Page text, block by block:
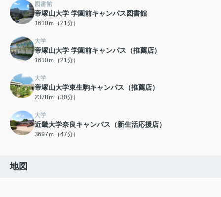
図書館
帝塚山大学 学園前キャンパス図書館
1610ｍ（21分）
大学
帝塚山大学 学園前キャンパス（推薦店）
1610ｍ（21分）
大学
帝塚山大学東生駒キャンパス（推薦店）
2378ｍ（30分）
大学
近畿大学奈良キャンパス（新生活応援店）
3697ｍ（47分）
地図